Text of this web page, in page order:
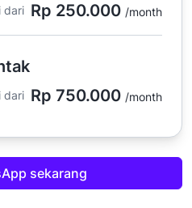
dari Rp 250.000 /month
dari Rp 750.000 /month
dari Rp 465.000
sekarang